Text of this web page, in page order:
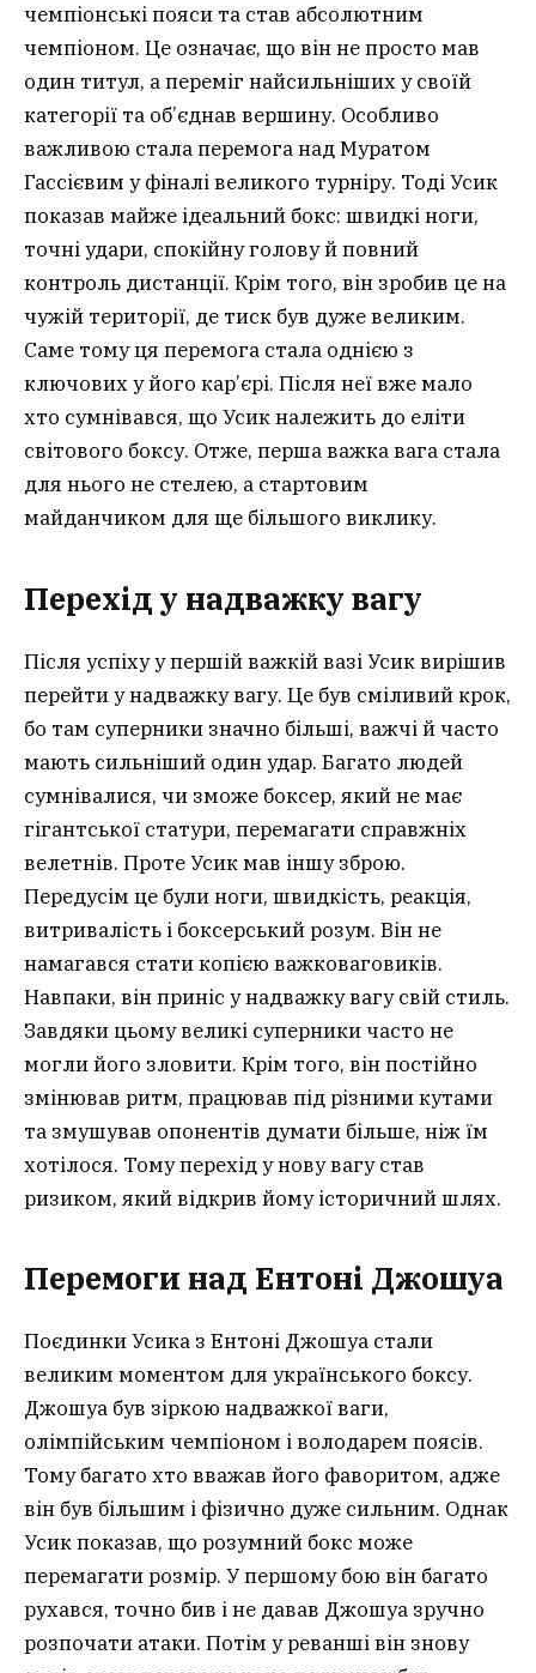
чемпіонські пояси та став абсолютним
чемпіоном. Це означає, що він не просто мав
один титул, а переміг найсильніших у своїй
категорії та об’єднав вершину. Особливо
важливою стала перемога над Муратом
Гассієвим у фіналі великого турніру. Тоді Усик
показав майже ідеальний бокс: швидкі ноги,
точні удари, спокійну голову й повний
контроль дистанції. Крім того, він зробив це на
чужій території, де тиск був дуже великим.
Саме тому ця перемога стала однією з
ключових у його кар’єрі. Після неї вже мало
хто сумнівався, що Усик належить до еліти
світового боксу. Отже, перша важка вага стала
для нього не стелею, а стартовим
майданчиком для ще більшого виклику.
Перехід у надважку вагу
Після успіху у першій важкій вазі Усик вирішив
перейти у надважку вагу. Це був сміливий крок,
бо там суперники значно більші, важчі й часто
мають сильніший один удар. Багато людей
сумнівалися, чи зможе боксер, який не має
гігантської статури, перемагати справжніх
велетнів. Проте Усик мав іншу зброю.
Передусім це були ноги, швидкість, реакція,
витривалість і боксерський розум. Він не
намагався стати копією важковаговиків.
Навпаки, він приніс у надважку вагу свій стиль.
Завдяки цьому великі суперники часто не
могли його зловити. Крім того, він постійно
змінював ритм, працював під різними кутами
та змушував опонентів думати більше, ніж їм
хотілося. Тому перехід у нову вагу став
ризиком, який відкрив йому історичний шлях.
Перемоги над Ентоні Джошуа
Поєдинки Усика з Ентоні Джошуа стали
великим моментом для українського боксу.
Джошуа був зіркою надважкої ваги,
олімпійським чемпіоном і володарем поясів.
Тому багато хто вважав його фаворитом, адже
він був більшим і фізично дуже сильним. Однак
Усик показав, що розумний бокс може
перемагати розмір. У першому бою він багато
рухався, точно бив і не давав Джошуа зручно
розпочати атаки. Потім у реванші він знову